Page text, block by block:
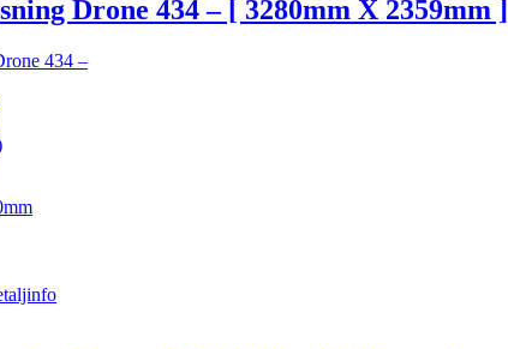
Drone 434 – [ 3280mm X 2359mm ]
434 –